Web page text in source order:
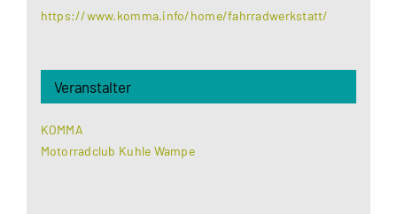
https://www.komma.info/home/fahrradwerkstatt/
Veranstalter
KOMMA
Motorradclub Kuhle Wampe